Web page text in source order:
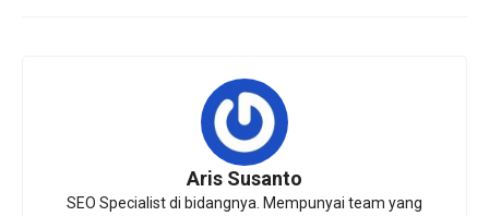
Aris Susanto
SEO Specialist di bidangnya. Mempunyai team yang